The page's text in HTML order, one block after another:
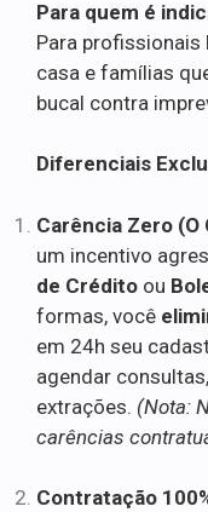
Para quem é
Para profissionais
casa e famílias
bucal contra
Diferenciais
Carência Zero
um incentivo
de Crédito ou
formas, você
em 24h seu
agendar
extrações. (Nota:
carências
Contratação